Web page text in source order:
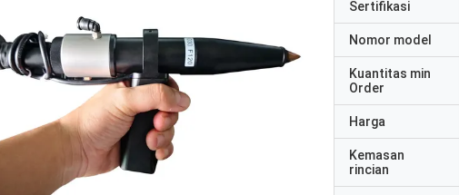
Sertifikasi
Nomor model
Kuantitas min
Order
Harga
Kemasan
rincian